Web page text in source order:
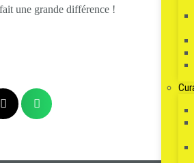
une grande différence !